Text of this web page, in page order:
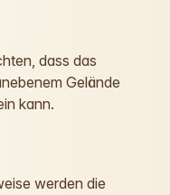
dass das
Gelände
kann.
werden die